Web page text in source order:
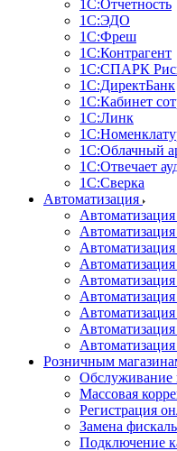
1С:Отчетность
1С:ЭДО
1С:Фреш
1С:Контрагент
1С:CПАРК
1С:ДиректБанк
1С:Кабинет
1С:Линк
1С:Облачный
1С:Отвечает
1С:Сверка
Автоматизация
Автоматизация
Автоматизация
Розничным
Обслуживание
Массовая
Регистрация
Замена
Подключение